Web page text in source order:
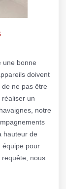
une bonne
doivent
de ne pas être
un
notre
hauteur de
équipe pour
nous